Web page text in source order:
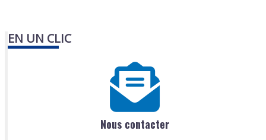
EN UN CLIC
Nous contacter